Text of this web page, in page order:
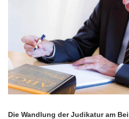
Die Wandlung der Judikatur am